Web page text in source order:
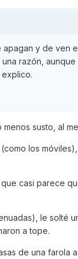
y de ven
razón,
susto, al
los
casi parece
le solté
a tope.
de una farola